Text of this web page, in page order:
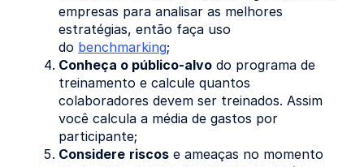
empresas para analisar as melhores
estratégias, então faça uso
do benchmarking;
Conheça o público-alvo do programa de
treinamento e calcule quantos
colaboradores devem ser treinados. Assim
você calcula a média de gastos por
participante;
Considere riscos e ameaças no momento